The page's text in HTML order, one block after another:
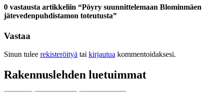
0 vastausta artikkeliin “Pöyry suunnittelemaan Blominmäen
jätevedenpuhdistamon toteutusta”
Vastaa
Sinun tulee rekisteröityä tai kirjautua kommentoidaksesi.
Rakennuslehden luetuimmat